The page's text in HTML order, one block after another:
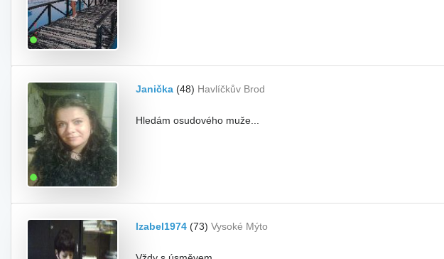
Janička (48) Havlíčkův Brod
Hledám osudového muže...
Izabel1974 (73) Vysoké Mýto